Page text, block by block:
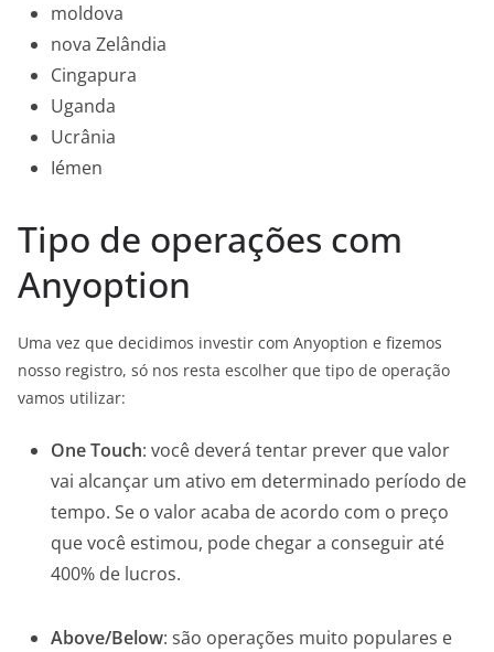
moldova
nova Zelândia
Cingapura
Uganda
Ucrânia
Iémen
Tipo de operações com
Anyoption
Uma vez que decidimos investir com Anyoption e fizemos
nosso registro, só nos resta escolher que tipo de operação
vamos utilizar:
One Touch: você deverá tentar prever que valor
vai alcançar um ativo em determinado período de
tempo. Se o valor acaba de acordo com o preço
que você estimou, pode chegar a conseguir até
400% de lucros.
Above/Below: são operações muito populares e